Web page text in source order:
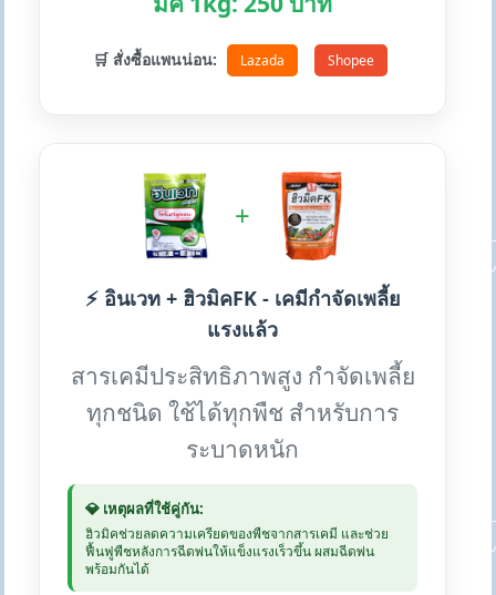
🛒 สั่งซื้อแพนน่อน: Lazada Shopee
+
⚡ อินเวท + ฮิวมิคFK - เคมีกำจัดเพลี้ย
แรงแล้ว
สารเคมีประสิทธิภาพสูง กำจัดเพลี้ย
ทุกชนิด ใช้ได้ทุกพืช สำหรับการ
ระบาดหนัก
💎 เหตุผลที่ใช้คู่กัน:
ฮิวมิคช่วยลดความเครียดของพืชจากสารเคมี และช่วย
ฟื้นฟูพืชหลังการฉีดพ่นให้แข็งแรงเร็วขึ้น ผสมฉีดพ่น
พร้อมกันได้